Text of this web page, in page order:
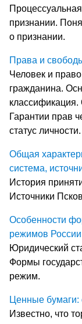
признании.
о признании.
Права и
Человек и
гражданина.
классификация.
Гарантии прав
статус личности.
Общая
система,
История
Источники
Особенности
режимов
Юридический
Формы
режим.
Ценные бумаги:
Известно, что